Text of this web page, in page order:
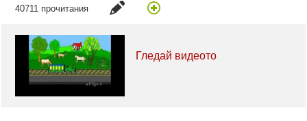
40711 прочитания
Гледай видеото